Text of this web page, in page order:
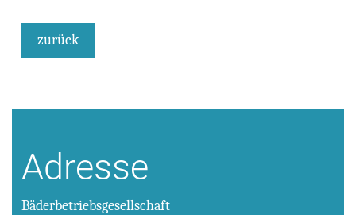
zurück
Adresse
Bäderbetriebsgesellschaft